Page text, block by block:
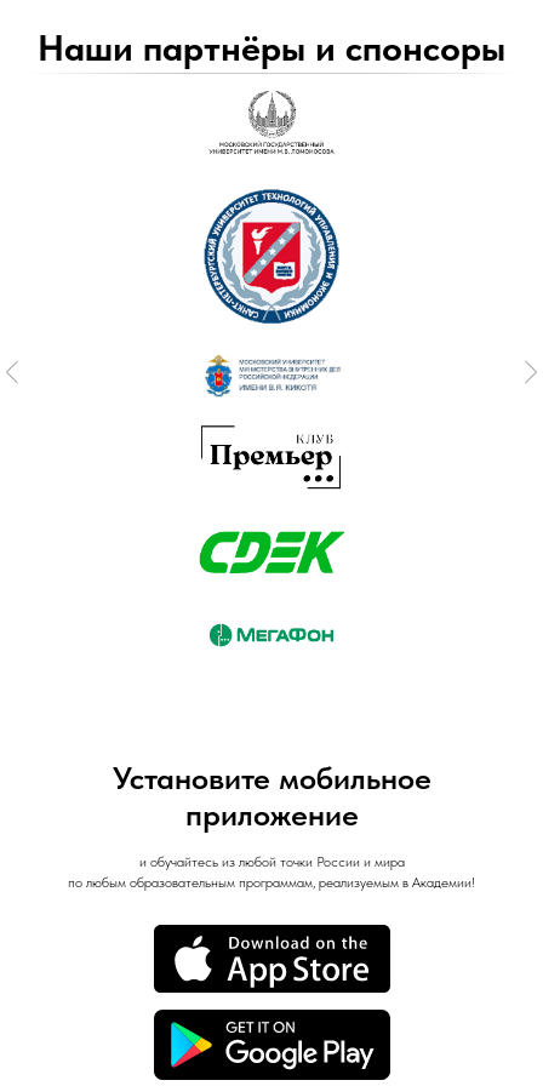
Наши партнёры и спонсоры
Установите мобильное
приложение
и обучайтесь из любой точки России и мира
по любым образовательным программам, реализуемым в Академии!